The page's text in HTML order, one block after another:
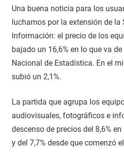
Una buena noticia para los
luchamos por la extensión de la
Información: el precio de los
bajado un 16,6% en lo que va
Nacional de Estadística. En el
subió un 2,1%.
La partida que agrupa los
audiovisuales, fotográficos e
descenso de precios del 8,6%
y del 7,7% desde que comenzó